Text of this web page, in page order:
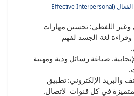
2- مهارات الاتصال الشخصي الفعال (Effective Interpersonal
وغير اللفظي: تحسين مهارات
لغة الجسد لفهم
صياغة رسائل ودية ومهنية
والبريد الإلكتروني: تطبيق
في كل قنوات الاتصال.